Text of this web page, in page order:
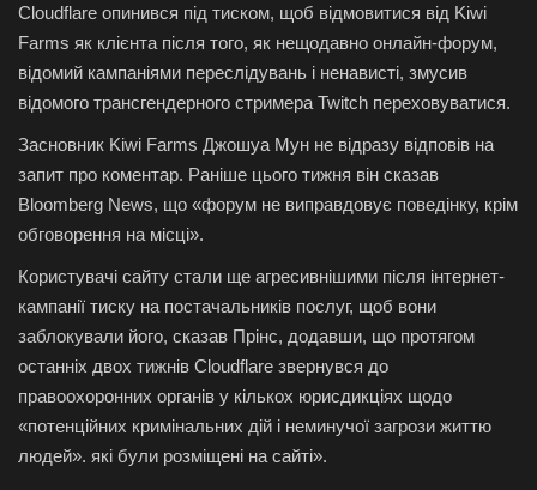
Cloudflare опинився під тиском, щоб відмовитися від Kiwi
Farms як клієнта після того, як нещодавно онлайн-форум,
відомий кампаніями переслідувань і ненависті, змусив
відомого трансгендерного стримера Twitch переховуватися.
Засновник Kiwi Farms Джошуа Мун не відразу відповів на
запит про коментар. Раніше цього тижня він сказав
Bloomberg News, що «форум не виправдовує поведінку, крім
обговорення на місці».
Користувачі сайту стали ще агресивнішими після інтернет-
кампанії тиску на постачальників послуг, щоб вони
заблокували його, сказав Прінс, додавши, що протягом
останніх двох тижнів Cloudflare звернувся до
правоохоронних органів у кількох юрисдикціях щодо
«потенційних кримінальних дій і неминучої загрози життю
людей». які були розміщені на сайті».